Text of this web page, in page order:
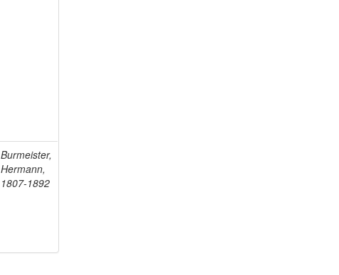
Burmeister,
Hermann,
1807-1892